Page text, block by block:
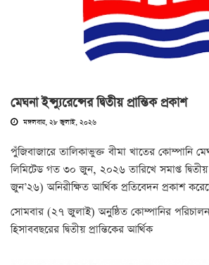
মেঘনা ইন্স্যুরেন্সের দ্বিতীয় প্রান্তিক প্রকাশ
মঙ্গলবার, ২৮ জুলাই, ২০২৬
পুঁজিবাজারে তালিকাভুক্ত বীমা খাতের কোম্পানি
লিমিটেড গত ৩০ জুন, ২০২৬ তারিখে সমাপ্ত দ্বিতীয়
জুন’২৬) অনিরীক্ষিত আর্থিক প্রতিবেদন প্রকাশ
সোমবার (২৭ জুলাই) অনুষ্ঠিত কোম্পানির
হিসাববছরের দ্বিতীয় প্রান্তিকের আর্থিক